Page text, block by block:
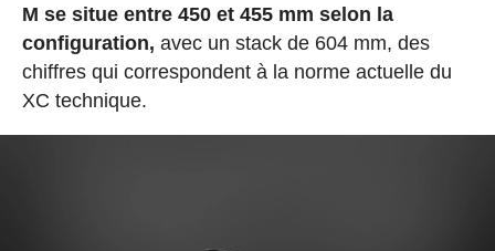
M se situe entre 450 et 455 mm selon la
configuration, avec un stack de 604 mm, des
chiffres qui correspondent à la norme actuelle du
XC technique.